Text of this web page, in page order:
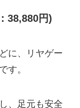
38,880円)
に、リヤゲー
す。
、足元も安全